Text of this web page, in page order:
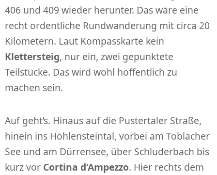
406 und 409 wieder herunter. Das wäre eine
recht ordentliche Rundwanderung mit circa 20
Kilometern. Laut Kompasskarte kein
Klettersteig, nur ein, zwei gepunktete
Teilstücke. Das wird wohl hoffentlich zu
machen sein.
Auf geht’s. Hinaus auf die Pustertaler Straße,
hinein ins Höhlensteintal, vorbei am Toblacher
See und am Dürrensee, über Schluderbach bis
kurz vor Cortina d’Ampezzo. Hier rechts dem